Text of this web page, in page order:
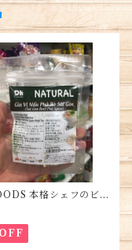
本格シェフのビー
のセット・Gia Vị Ph
Gòn